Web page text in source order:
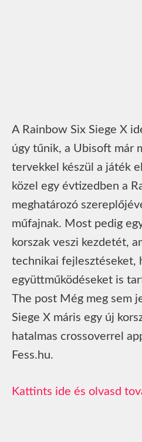
A Rainbow Six Siege X
úgy tűnik, a Ubisoft már
tervekkel készül a játék
közel egy évtizedben a
meghatározó
műfajnak. Most pedig
korszak veszi kezdetét,
technikai fejlesztéseket,
együttműködéseket is
The post Még meg sem
Siege X máris egy új
hatalmas crossoverrel
Fess.hu.